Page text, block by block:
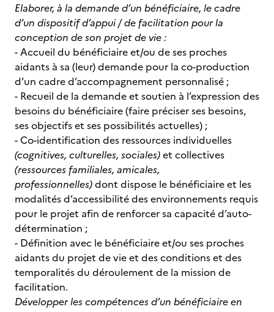
Elaborer, à la demande d’un bénéficiaire, le cadre
d’un dispositif d’appui / de facilitation pour la
conception de son projet de vie :
- Accueil du bénéficiaire et/ou de ses proches
aidants à sa (leur) demande pour la co-production
d’un cadre d’accompagnement personnalisé ;
- Recueil de la demande et soutien à l’expression des
besoins du bénéficiaire (faire préciser ses besoins,
ses objectifs et ses possibilités actuelles) ;
- Co-identification des ressources individuelles
(cognitives, culturelles, sociales)et collectives
(ressources familiales, amicales,
professionnelles)dont dispose le bénéficiaire et les
modalités d’accessibilité des environnements requis
pour le projet afin de renforcer sa capacité d’auto-
détermination ;
- Définition avec le bénéficiaire et/ou ses proches
aidants du projet de vie et des conditions et des
temporalités du déroulement de la mission de
facilitation.
Développer les compétences d’un bénéficiaire en